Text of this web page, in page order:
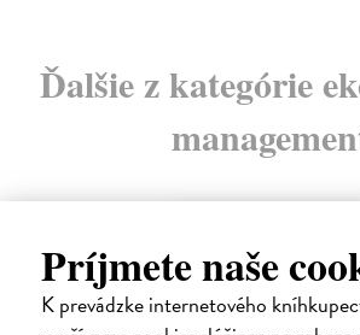
Príjmete naše
K prevádzke internetového
Ďalšie z kategórie